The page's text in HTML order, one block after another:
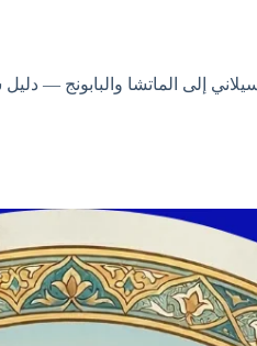
إلى الماتشا والبابونج — دليل